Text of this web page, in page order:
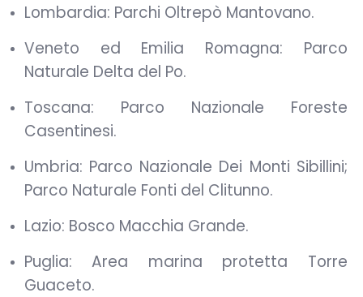
Lombardia: Parchi Oltrepò Mantovano.
Veneto ed Emilia Romagna: Parco
Naturale Delta del Po.
Toscana: Parco Nazionale Foreste
Casentinesi.
Umbria: Parco Nazionale Dei Monti Sibillini;
Parco Naturale Fonti del Clitunno.
Lazio: Bosco Macchia Grande.
Puglia: Area marina protetta Torre
Guaceto.